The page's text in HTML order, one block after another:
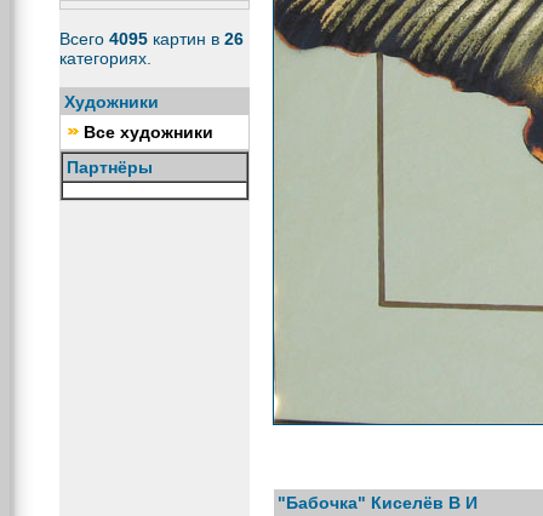
Всего 4095 картин в 26
категориях.
Художники
Все художники
Партнёры
"Бабочка" Киселёв В И